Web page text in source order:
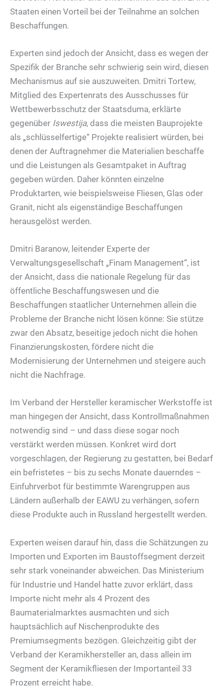
Staaten einen Vorteil bei der Teilnahme an solchen
Beschaffungen.
Experten sind jedoch der Ansicht, dass es wegen der
Spezifik der Branche sehr schwierig sein wird, diesen
Mechanismus auf sie auszuweiten. Dmitri Tortew,
Mitglied des Expertenrats des Ausschusses für
Wettbewerbsschutz der Staatsduma, erklärte
gegenüber Iswestija, dass die meisten Bauprojekte
als „schlüsselfertige“ Projekte realisiert würden, bei
denen der Auftragnehmer die Materialien beschaffe
und die Leistungen als Gesamtpaket in Auftrag
gegeben würden. Daher könnten einzelne
Produktarten, wie beispielsweise Fliesen, Glas oder
Granit, nicht als eigenständige Beschaffungen
herausgelöst werden.
Dmitri Baranow, leitender Experte der
Verwaltungsgesellschaft „Finam Management“, ist
der Ansicht, dass die nationale Regelung für das
öffentliche Beschaffungswesen und die
Beschaffungen staatlicher Unternehmen allein die
Probleme der Branche nicht lösen könne: Sie stütze
zwar den Absatz, beseitige jedoch nicht die hohen
Finanzierungskosten, fördere nicht die
Modernisierung der Unternehmen und steigere auch
nicht die Nachfrage.
Im Verband der Hersteller keramischer Werkstoffe ist
man hingegen der Ansicht, dass Kontrollmaßnahmen
notwendig sind – und dass diese sogar noch
verstärkt werden müssen. Konkret wird dort
vorgeschlagen, der Regierung zu gestatten, bei Bedarf
ein befristetes – bis zu sechs Monate dauerndes –
Einfuhrverbot für bestimmte Warengruppen aus
Ländern außerhalb der EAWU zu verhängen, sofern
diese Produkte auch in Russland hergestellt werden.
Experten weisen darauf hin, dass die Schätzungen zu
Importen und Exporten im Baustoffsegment derzeit
sehr stark voneinander abweichen. Das Ministerium
für Industrie und Handel hatte zuvor erklärt, dass
Importe nicht mehr als 4 Prozent des
Baumaterialmarktes ausmachten und sich
hauptsächlich auf Nischenprodukte des
Premiumsegments bezögen. Gleichzeitig gibt der
Verband der Keramikhersteller an, dass allein im
Segment der Keramikfliesen der Importanteil 33
Prozent erreicht habe.